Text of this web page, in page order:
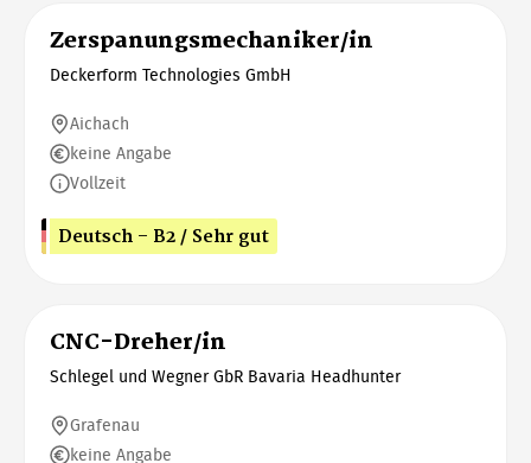
Zerspanungsmechaniker/in
Deckerform Technologies GmbH
Aichach
keine Angabe
Vollzeit
Deutsch - B2 / Sehr gut
CNC-Dreher/in
Schlegel und Wegner GbR Bavaria Headhunter
Grafenau
keine Angabe